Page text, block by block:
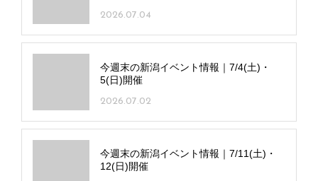
2026.07.04
今週末の新潟イベント情報｜7/4(土)・
5(日)開催
2026.07.02
今週末の新潟イベント情報｜7/11(土)・
12(日)開催